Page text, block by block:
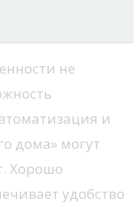
не
и
дома» могут
Хорошо
удобство